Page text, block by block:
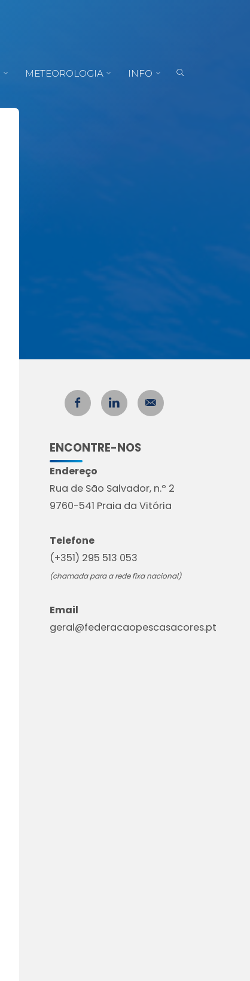
METEOROLOGIA
INFO
ENCONTRE-NOS
Endereço
Rua de São Salvador, n.º 2
9760-541 Praia da Vitória
Telefone
(+351) 295 513 053
(chamada para a rede fixa nacional)
Email
geral@federacaopescasacores.pt